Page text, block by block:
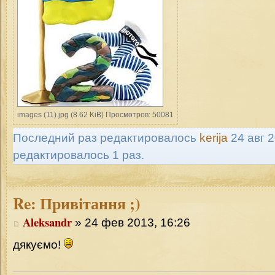
images (11).jpg (8.62 KiB) Просмотров: 50081
Последний раз редактировалось kerija 24 авг
редактировалось 1 раз.
Re: Привітання ;)
Aleksandr » 24 фев 2013, 16:26
дякуємо!